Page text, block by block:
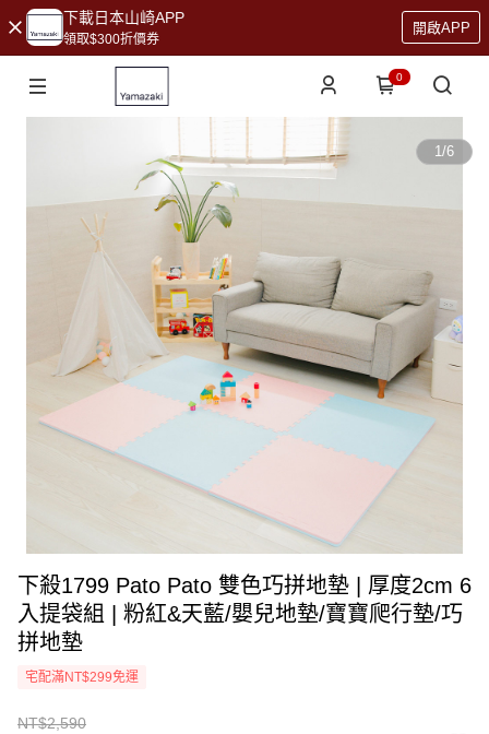
下載日本山崎APP
領取$300折價券
開啟APP
0
1/6
下殺1799 Pato Pato 雙色巧拼地墊 | 厚度2cm 6
入提袋組 | 粉紅&天藍/嬰兒地墊/寶寶爬行墊/巧
拼地墊
宅配滿NT$299免運
NT$2,590